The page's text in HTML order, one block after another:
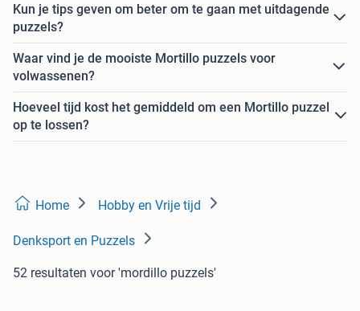
Kun je tips geven om beter om te gaan met uitdagende
puzzels?
Waar vind je de mooiste Mortillo puzzels voor
volwassenen?
Hoeveel tijd kost het gemiddeld om een Mortillo puzzel
op te lossen?
Home Hobby en Vrije tijd
Denksport en Puzzels
52 resultaten voor 'mordillo puzzels'